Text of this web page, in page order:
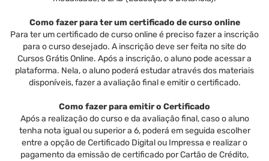
Como fazer para ter um certificado de curso online
Para ter um certificado de curso online é preciso fazer a inscrição
para o curso desejado. A inscrição deve ser feita no site do
Cursos Grátis Online. Após a inscrição, o aluno pode acessar a
plataforma. Nela, o aluno poderá estudar através dos materiais
disponíveis, fazer a avaliação final e emitir o certificado.
Como fazer para emitir o Certificado
Após a realização do curso e da avaliação final, caso o aluno
tenha nota igual ou superior a 6, poderá em seguida escolher
entre a opção de Certificado Digital ou Impressa e realizar o
pagamento da emissão de certificado por Cartão de Crédito,